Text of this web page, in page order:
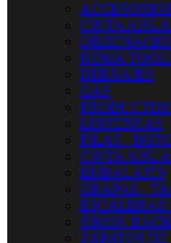
CINTA
KOMA
HERRAJES
GAS
LINTERNAS
PILAS -
CINTA
EMBALAJES
GRAPAS -
ESCALERAS
SIMON RACK
ZAPATOS